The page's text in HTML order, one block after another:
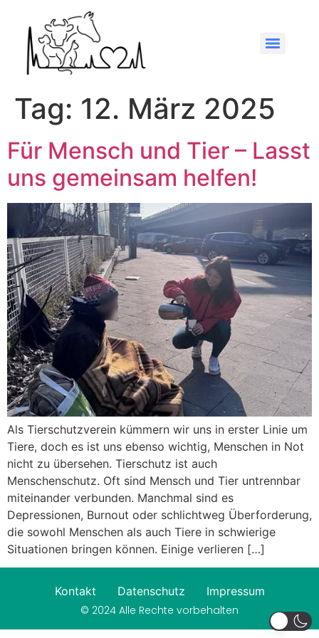
Tag: 12. März 2025
Für Mensch und Tier – Lasst
uns gemeinsam helfen!
Als Tierschutzverein kümmern wir uns in erster Linie um
Tiere, doch es ist uns ebenso wichtig, Menschen in Not
nicht zu übersehen. Tierschutz ist auch
Menschenschutz. Oft sind Mensch und Tier untrennbar
miteinander verbunden. Manchmal sind es
Depressionen, Burnout oder schlichtweg Überforderung,
die sowohl Menschen als auch Tiere in schwierige
Situationen bringen können. Einige verlieren […]
Kontakt Datenschutz
Impressum
© 2024 Alle Rechte vorbehalten